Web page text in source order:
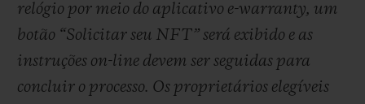
relógio por meio do aplicativo e-warranty, um
botão “Solicitar seu NFT” será exibido e as
instruções on-line devem ser seguidas para
concluir o processo. Os proprietários elegíveis